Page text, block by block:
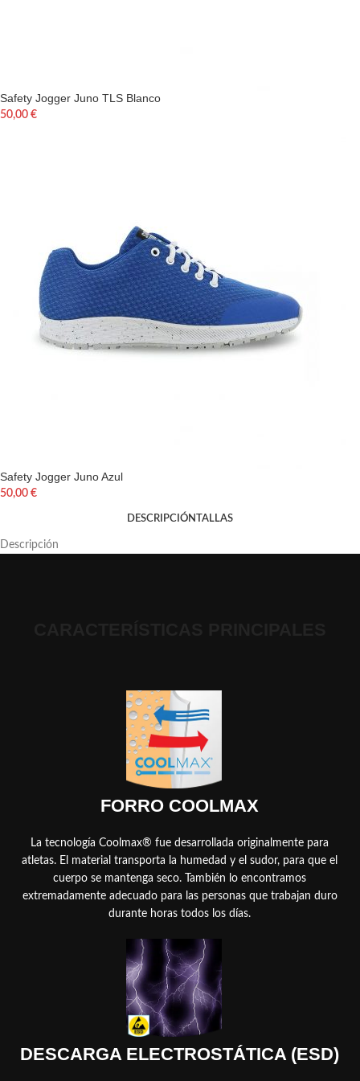
Safety Jogger Juno TLS Blanco
50,00 €
Safety Jogger Juno Azul
50,00 €
DESCRIPCIÓN TALLAS
Descripción
FORRO COOLMAX
La tecnología Coolmax® fue desarrollada originalmente para
atletas. El material transporta la humedad y el sudor, para que el
cuerpo se mantenga seco. También lo encontramos
extremadamente adecuado para las personas que trabajan duro
durante horas todos los días.
DESCARGA ELECTROSTÁTICA (ESD)